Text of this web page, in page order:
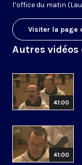
l’office du matin
Visiter la page
Autres vidéos
41:00
41:00